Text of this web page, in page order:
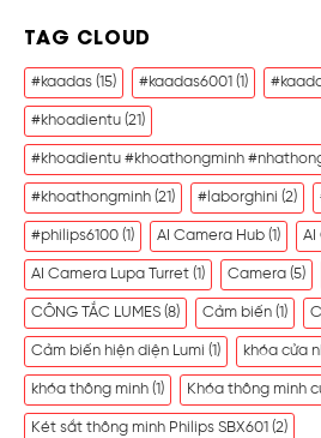
TAG CLOUD
#kaadas (15) #kaadas6001 (1)
#khoadientu (21)
#khoadientu #khoathongminh
#khoathongminh (21) #laborghini (2)
#philips6100 (1) AI Camera Hub (1) AI
AI Camera Lupa Turret (1) Camera (5)
CÔNG TẮC LUMES (8) Cảm biến (1)
Cảm biến hiện diện Lumi (1) khóa cửa
khóa thông minh (1) Khóa thông minh
Két sắt thông minh Philips SBX601 (2)